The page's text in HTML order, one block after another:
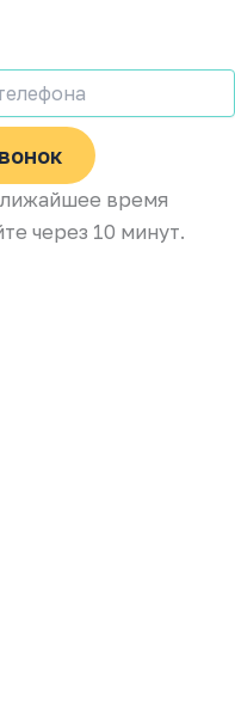
время
через 10 минут.